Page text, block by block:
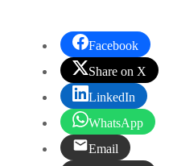
Facebook
Share on X
LinkedIn
WhatsApp
Email